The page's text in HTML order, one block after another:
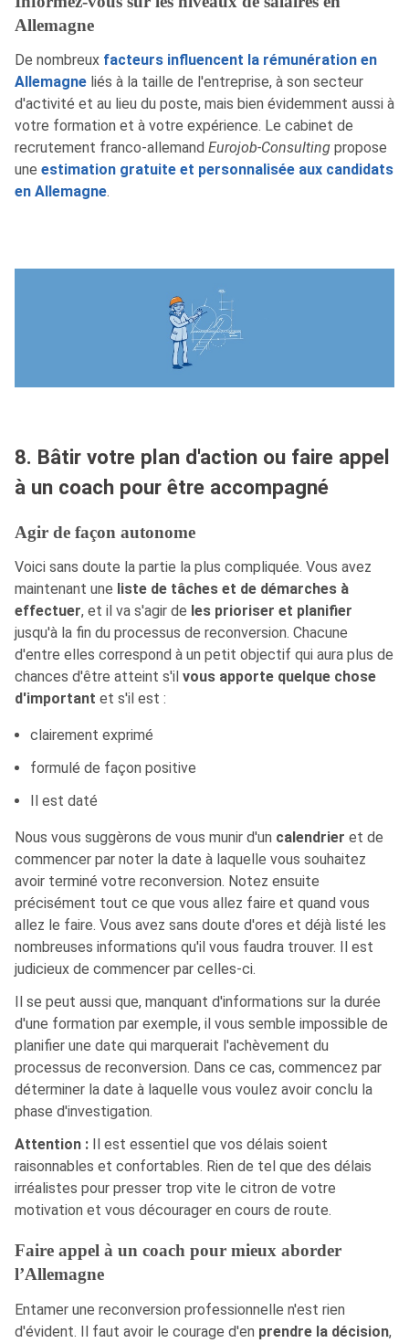
Allemagne
De nombreux facteurs influencent la rémunération en
Allemagne liés à la taille de l'entreprise, à son secteur
d'activité et au lieu du poste, mais bien évidemment aussi à
votre formation et à votre expérience. Le cabinet de
recrutement franco-allemand Eurojob-Consulting propose
une estimation gratuite et personnalisée aux candidats
en Allemagne.
8. Bâtir votre plan d'action ou faire appel
à un coach pour être accompagné
Agir de façon autonome
Voici sans doute la partie la plus compliquée. Vous avez
maintenant une liste de tâches et de démarches à
effectuer, et il va s'agir de les prioriser et planifier
jusqu'à la fin du processus de reconversion. Chacune
d'entre elles correspond à un petit objectif qui aura plus de
chances d'être atteint s'il vous apporte quelque chose
d'important et s'il est :
clairement exprimé
formulé de façon positive
Il est daté
Nous vous suggèrons de vous munir d'un calendrier et de
commencer par noter la date à laquelle vous souhaitez
avoir terminé votre reconversion. Notez ensuite
précisément tout ce que vous allez faire et quand vous
allez le faire. Vous avez sans doute d'ores et déjà listé les
nombreuses informations qu'il vous faudra trouver. Il est
judicieux de commencer par celles-ci.
Il se peut aussi que, manquant d'informations sur la durée
d'une formation par exemple, il vous semble impossible de
planifier une date qui marquerait l'achèvement du
processus de reconversion. Dans ce cas, commencez par
déterminer la date à laquelle vous voulez avoir conclu la
phase d'investigation.
Attention : Il est essentiel que vos délais soient
raisonnables et confortables. Rien de tel que des délais
irréalistes pour presser trop vite le citron de votre
motivation et vous décourager en cours de route.
Faire appel à un coach pour mieux aborder
l’Allemagne
Entamer une reconversion professionnelle n'est rien
d'évident. Il faut avoir le courage d'en prendre la décision,